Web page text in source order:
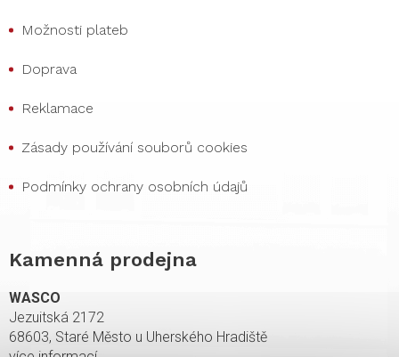
Možnosti plateb
Doprava
Reklamace
Zásady používání souborů cookies
Podmínky ochrany osobních údajů
Kamenná prodejna
WASCO
Jezuitská 2172
68603, Staré Město u Uherského Hradiště